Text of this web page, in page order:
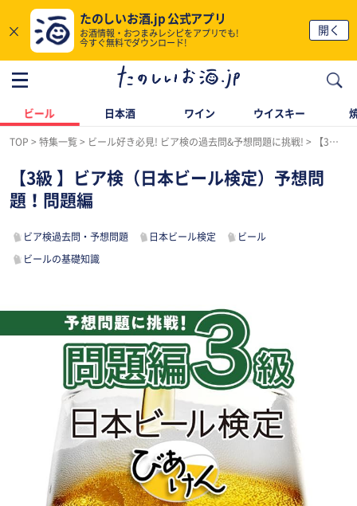
×
たのしいお酒.jp 公式アプリ
お酒情報・おつまみレシピをアプリでも!
今すぐ無料でダウンロード!
開く
ビール 日本酒 ワイン ウイスキー
TOP 特集一覧 ビール好き必見! ビア検の過去問&予想問題に挑戦! 【3級 】ビア検（日本ビール検定）予想問題！問題編
【3級 】ビア検（日本ビール検定）予想問
題！問題編
ビア検過去問・予想問題 日本ビール検定 ビール
ビールの基礎知識